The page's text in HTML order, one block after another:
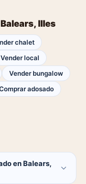
Illes
chalet
Vender local
Vender bungalow
adosado
en Balears,